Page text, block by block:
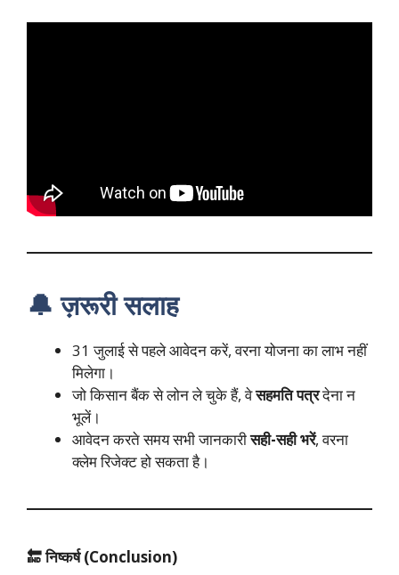
🔔 ज़रूरी सलाह
31 जुलाई से पहले आवेदन करें, वरना योजना का लाभ नहीं
मिलेगा।
जो किसान बैंक से लोन ले चुके हैं, वेसहमति पत्रदेना न
भूलें।
आवेदन करते समय सभी जानकारीसही-सही भरें, वरना
क्लेम रिजेक्ट हो सकता है।
🔚निष्कर्ष (Conclusion)